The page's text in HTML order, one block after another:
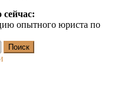
опытного юриста по